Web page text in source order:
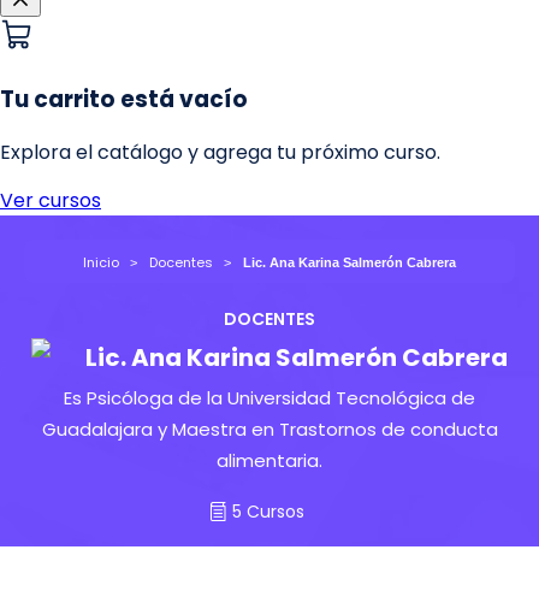
Inicio Docentes Lic. Ana Karina Salmerón Cabrera
DOCENTES
Lic. Ana Karina Salmerón Cabrera
Es Psicóloga de la Universidad Tecnológica de
Guadalajara y Maestra en Trastornos de conducta
alimentaria.
5 Cursos